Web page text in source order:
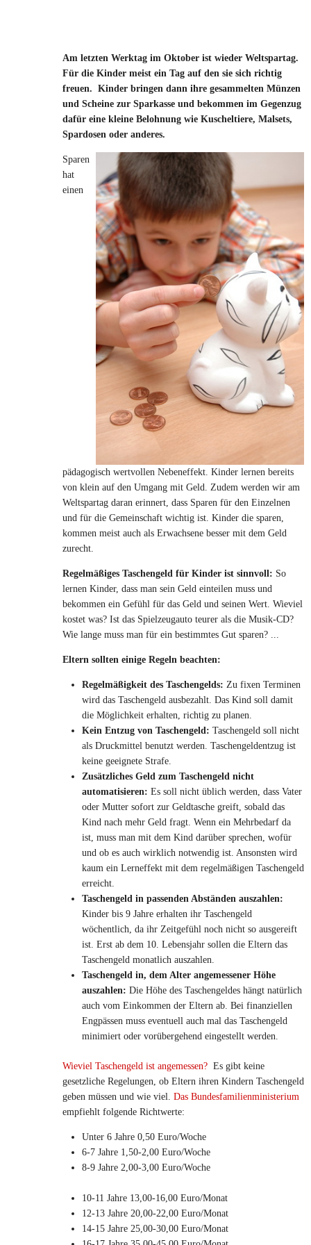
Am letzten Werktag im Oktober ist wieder Weltspartag.
Für die Kinder meist ein Tag auf den sie sich richtig
freuen. Kinder bringen dann ihre gesammelten Münzen
und Scheine zur Sparkasse und bekommen im Gegenzug
dafür eine kleine Belohnung wie Kuscheltiere, Malsets,
Spardosen oder anderes.
Sparen
hat
einen
pädagogisch wertvollen Nebeneffekt. Kinder lernen bereits
von klein auf den Umgang mit Geld. Zudem werden wir am
Weltspartag daran erinnert, dass Sparen für den Einzelnen
und für die Gemeinschaft wichtig ist. Kinder die sparen,
kommen meist auch als Erwachsene besser mit dem Geld
zurecht.
Regelmäßiges Taschengeld für Kinder ist sinnvoll: So
lernen Kinder, dass man sein Geld einteilen muss und
bekommen ein Gefühl für das Geld und seinen Wert. Wieviel
kostet was? Ist das Spielzeugauto teurer als die Musik-CD?
Wie lange muss man für ein bestimmtes Gut sparen? ...
Eltern sollten einige Regeln beachten:
Regelmäßigkeit des Taschengelds: Zu fixen Terminen
wird das Taschengeld ausbezahlt. Das Kind soll damit
die Möglichkeit erhalten, richtig zu planen.
Kein Entzug von Taschengeld: Taschengeld soll nicht
als Druckmittel benutzt werden. Taschengeldentzug ist
keine geeignete Strafe.
Zusätzliches Geld zum Taschengeld nicht
automatisieren: Es soll nicht üblich werden, dass Vater
oder Mutter sofort zur Geldtasche greift, sobald das
Kind nach mehr Geld fragt. Wenn ein Mehrbedarf da
ist, muss man mit dem Kind darüber sprechen, wofür
und ob es auch wirklich notwendig ist. Ansonsten wird
kaum ein Lerneffekt mit dem regelmäßigen Taschengeld
erreicht.
Taschengeld in passenden Abständen auszahlen:
Kinder bis 9 Jahre erhalten ihr Taschengeld
wöchentlich, da ihr Zeitgefühl noch nicht so ausgereift
ist. Erst ab dem 10. Lebensjahr sollen die Eltern das
Taschengeld monatlich auszahlen.
Taschengeld in, dem Alter angemessener Höhe
auszahlen: Die Höhe des Taschengeldes hängt natürlich
auch vom Einkommen der Eltern ab. Bei finanziellen
Engpässen muss eventuell auch mal das Taschengeld
minimiert oder vorübergehend eingestellt werden.
Wieviel Taschengeld ist angemessen? Es gibt keine
gesetzliche Regelungen, ob Eltern ihren Kindern Taschengeld
geben müssen und wie viel. Das Bundesfamilienministerium
empfiehlt folgende Richtwerte:
Unter 6 Jahre 0,50 Euro/Woche
6-7 Jahre 1,50-2,00 Euro/Woche
8-9 Jahre 2,00-3,00 Euro/Woche
10-11 Jahre 13,00-16,00 Euro/Monat
12-13 Jahre 20,00-22,00 Euro/Monat
14-15 Jahre 25,00-30,00 Euro/Monat